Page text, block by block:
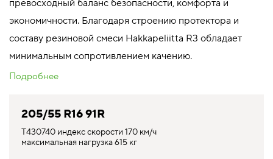
превосходный баланс безопасности, комфорта и
экономичности. Благодаря строению протектора и
составу резиновой смеси Hakkapeliitta R3 обладает
минимальным сопротивлением качению.
Подробнее
205/55 R16 91R
T430740 индекс скорости 170 км/ч
максимальная нагрузка 615 кг